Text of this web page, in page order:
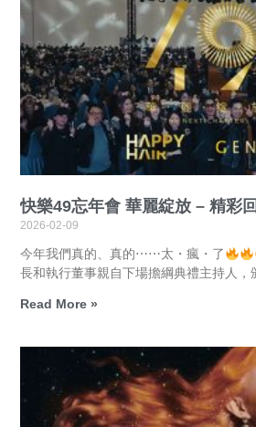
快樂49忘年會 華麗綻放 – 精彩
2026-02-09
今年我們真的、真的⋯⋯太・瘋・了
長和執行董事親自下場擔綱典禮主持人，
Read More »